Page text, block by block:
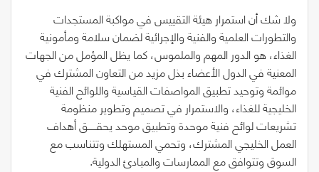
ولا شك أن استمرار هيئة التقييس في مواكبة المستجدات
والتطورات العلمية والفنية والإجرائية لضمان سلامة ومأمونية
الغذاء، هو الدور المهم والملموس، كما يظل المؤمل من الجهات
المعنية في الدول الأعضاء بذل مزيد من التعاون المشترك في
موائمة وتوحيد تطبيق المواصفات القياسية واللوائح الفنية
الخليجية للغذاء، والاستمرار في تصميم وتطوير منظومة
تشريعات لوائح فنية موحدة وتطبيق موحد يحقــــــق أهداف
العمل الخليجي المشترك، وتحمي المستهلك وتتناسب مع
السوق وتتوافق مع الممارسات والمبادئ الدولية.